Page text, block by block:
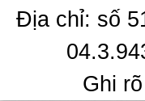
Địa chỉ: số
Ghi